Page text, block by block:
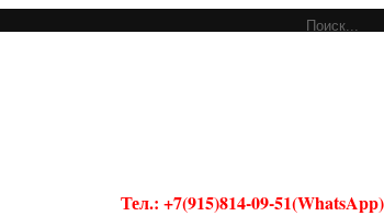
Тел.: +7(915)814-09-